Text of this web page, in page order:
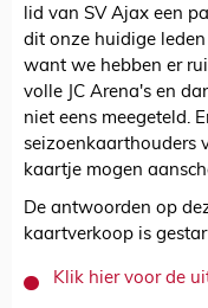
lid van SV Ajax een
dit onze huidige
want we hebben er
volle JC Arena's en
niet eens meegeteld.
seizoenkaarthouders
kaartje mogen
De antwoorden op
kaartverkoop is
Klik hier voor de